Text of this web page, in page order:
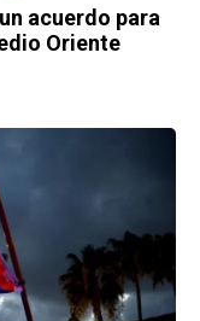
acuerdo para
Oriente